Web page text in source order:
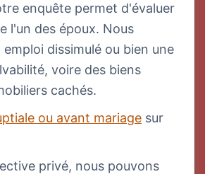
enquête permet d'évaluer
l'un des époux. Nous
dissimulé ou bien une
voire des biens
cachés.
ou avant mariage sur
privé, nous pouvons